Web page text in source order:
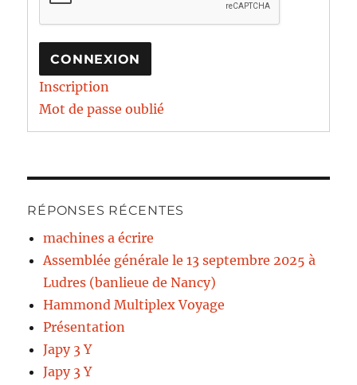
CONNEXION
Inscription
Mot de passe oublié
RÉPONSES RÉCENTES
machines a écrire
Assemblée générale le 13 septembre 2025 à
Ludres (banlieue de Nancy)
Hammond Multiplex Voyage
Présentation
Japy 3 Y
Japy 3 Y